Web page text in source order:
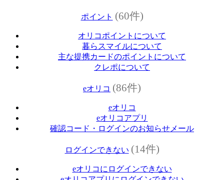
ポイント (60件)
オリコポイントについて
暮らスマイルについて
主な提携カードのポイントについて
クレポについて
eオリコ (86件)
eオリコ
eオリコアプリ
確認コード・ログインのお知らせメール
ログインできない (14件)
eオリコにログインできない